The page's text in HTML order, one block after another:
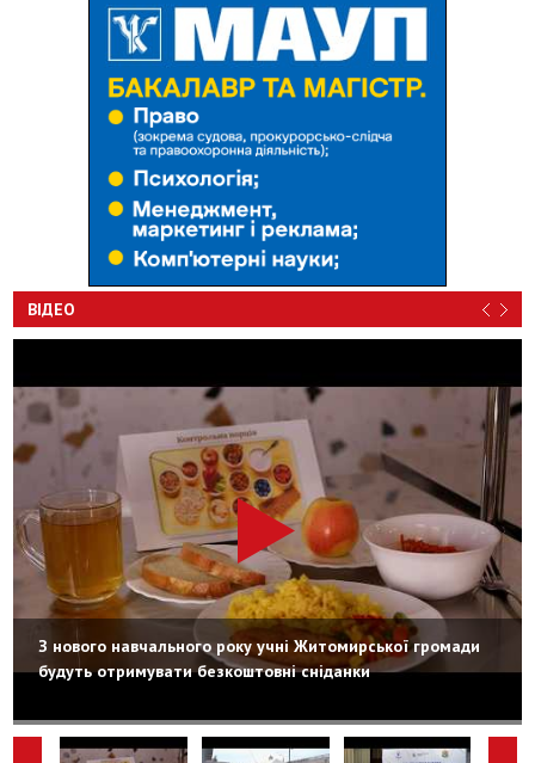
ВІДЕО
З нового навчального року учні Житомирської громади
будуть отримувати безкоштовні сніданки